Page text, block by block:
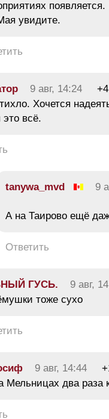
увидите.
9 авг, 14:24
+4
Хочется
это всё.
tanywa_mvd 9
А на Таирово ещё
Ответить
ГУСЬ. 9 авг,
тоже сухо
9 авг, 14:44
Мельницах два раза